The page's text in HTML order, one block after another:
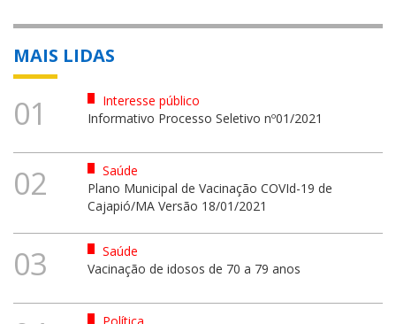
MAIS LIDAS
01
Interesse público
Informativo Processo Seletivo nº01/2021
02
Saúde
Plano Municipal de Vacinação COVId-19 de
Cajapió/MA Versão 18/01/2021
03
Saúde
Vacinação de idosos de 70 a 79 anos
Política